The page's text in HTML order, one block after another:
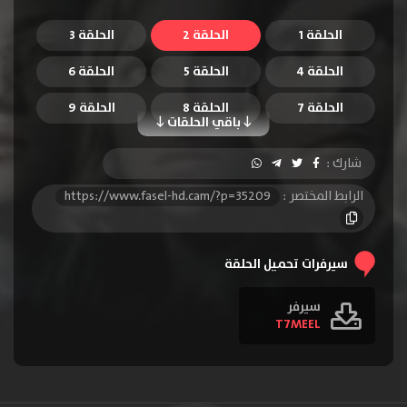
الحلقة 1 الحلقة 2
الحلقة 3
الحلقة 4
الحلقة 5 الحلقة 6
باقي الحلقات
الحلقة 7 الحلقة 8
الحلقة 9
الحلقة 10
الحلقة 11
الحلقة 13
الحلقة 14
الحلقة 15
شارك :
الرابط المختصر :
https://www.fasel-hd.cam/?p=35209
سيرفرات تحميل الحلقة
سيرفر
T7MEEL